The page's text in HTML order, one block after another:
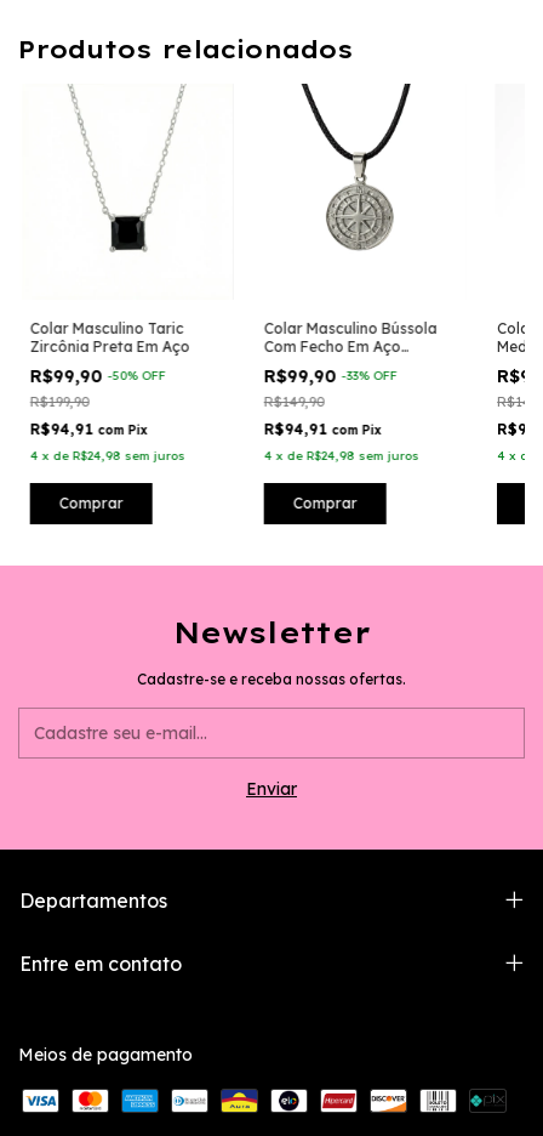
Produtos relacionados
Colar Masculino Taric
Zircônia Preta Em Aço
R$99,90-50% OFF
R$199,90
R$94,91 com Pix
4 x de R$24,98 sem juros
Colar Masculino Bússola
Com Fecho Em Aço
R$99,90-33% OFF
R$149,90
R$94,91 com Pix
4 x de R$24,98 sem juros
Colar
4 x de
Newsletter
Cadastre-se e receba nossas ofertas.
Departamentos
Entre em contato
Meios de pagamento